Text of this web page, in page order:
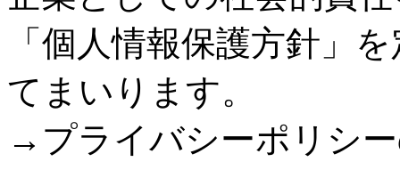
「個人情報保護方針」
てまいります。
→プライバシーポリシ